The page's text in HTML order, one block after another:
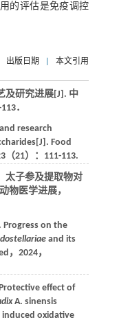
的评估是免疫调控
出版日期 本文引用
及研究进展[J]. 中
．
research
Food
（21）：111-113.
子参及提取物对
动物医学进展，
Progress on the
and its
， 2024，
effect of
A. sinensis
oxidative